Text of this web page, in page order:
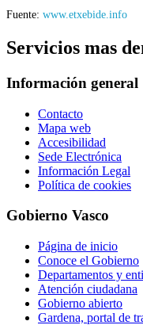
Fuente: www.etxebide.info
Servicios mas
Información general
Contacto
Mapa web
Accesibilidad
Sede Electrónica
Información Legal
Política de cookies
Gobierno Vasco
Página de inicio
Conoce el Gobierno
Departamentos y
Atención ciudadana
Gobierno abierto
Gardena, portal de